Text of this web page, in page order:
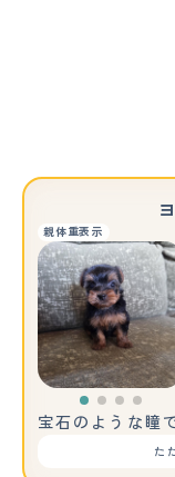
親体重表示
宝石のような瞳
た